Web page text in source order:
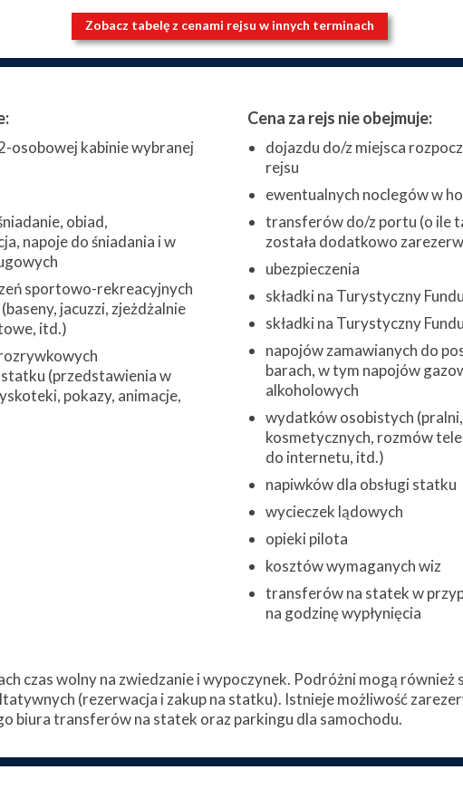
Zobacz tabelę z cenami rejsu w innych terminach
osobowej kabinie wybranej
obiad,
napoje do śniadania i w
sportowo-rekreacyjnych
jacuzzi, zjeżdżalnie
itd.)
(przedstawienia w
pokazy, animacje,
Cena za rejs nie obejmuje:
dojazdu do/z miejsca
rejsu
ewentualnych noclegów w
transferów do/z portu (o ile
została dodatkowo
ubezpieczenia
składki na Turystyczny
składki na Turystyczny
napojów zamawianych do
barach, w tym napojów
alkoholowych
wydatków osobistych
kosmetycznych, rozmów
do internetu, itd.)
napiwków dla obsługi statku
wycieczek lądowych
opieki pilota
kosztów wymaganych wiz
transferów na statek w
na godzinę wypłynięcia
czas wolny na zwiedzanie i wypoczynek. Podróżni mogą również
(rezerwacja i zakup na statku). Istnieje możliwość
biura transferów na statek oraz parkingu dla samochodu.